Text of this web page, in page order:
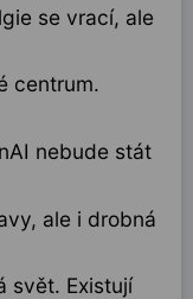
se vrací, ale
centrum.
nebude stát
ale i drobná
svět. Existují